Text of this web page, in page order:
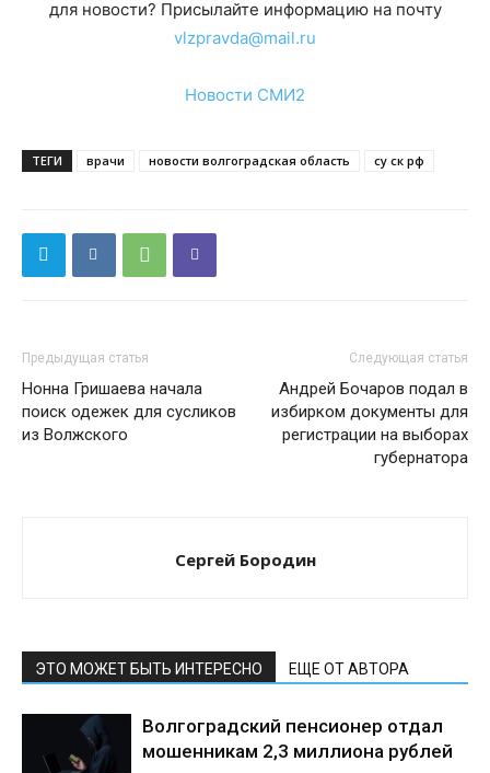
для новости? Присылайте информацию на почту
vlzpravda@mail.ru
Новости СМИ2
ТЕГИ врачи новости волгоградская область су ск рф
Предыдущая статья
Нонна Гришаева начала
поиск одежек для сусликов
из Волжского
Следующая статья
Андрей Бочаров подал в
избирком документы для
регистрации на выборах
губернатора
Сергей Бородин
ЭТО МОЖЕТ БЫТЬ ИНТЕРЕСНО ЕЩЕ ОТ АВТОРА
Волгоградский пенсионер отдал
мошенникам 2,3 миллиона рублей